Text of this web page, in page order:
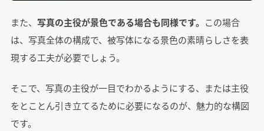
また、 写真の主役が景色である場合も同様です。 この場合
は、写真全体の構成で、被写体になる景色の素晴らしさを表
現する工夫が必要でしょう。
そこで、写真の主役が一目でわかるようにする、または主役
をとことん引き立てるために必要になるのが、魅力的な構図
です。